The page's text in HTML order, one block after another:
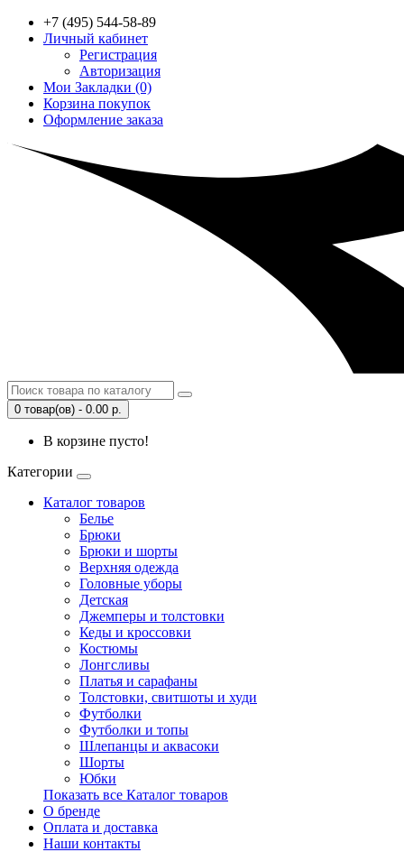
+7 (495) 544-58-89
Личный кабинет
Регистрация
Авторизация
Мои Закладки (0)
Корзина покупок
Оформление заказа
0 товар(ов) - 0.00 р.
В корзине пусто!
Категории
Каталог товаров
Белье
Брюки
Брюки и шорты
Верхняя одежда
Головные уборы
Детская
Джемперы и толстовки
Кеды и кроссовки
Костюмы
Лонгсливы
Платья и сарафаны
Толстовки, свитшоты и худи
Футболки
Футболки и топы
Шлепанцы и аквасоки
Шорты
Юбки
Показать все Каталог товаров
О бренде
Оплата и доставка
Наши контакты